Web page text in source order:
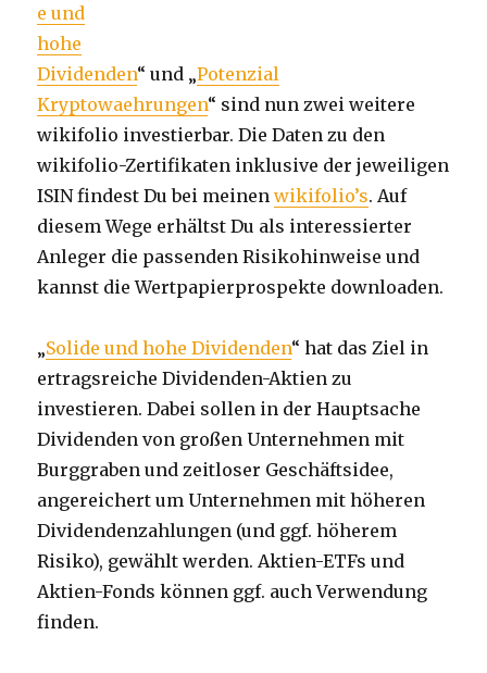
e und
hohe
Dividenden“ und „Potenzial
Kryptowaehrungen“ sind nun zwei weitere
wikifolio investierbar. Die Daten zu den
wikifolio-Zertifikaten inklusive der jeweiligen
ISIN findest Du bei meinenwikifolio’s. Auf
diesem Wege erhältst Du als interessierter
Anleger die passenden Risikohinweise und
kannst die Wertpapierprospekte downloaden.
„Solide und hohe Dividenden“ hat das Ziel in
ertragsreiche Dividenden-Aktien zu
investieren. Dabei sollen in der Hauptsache
Dividenden von großen Unternehmen mit
Burggraben und zeitloser Geschäftsidee,
angereichert um Unternehmen mit höheren
Dividendenzahlungen (und ggf. höherem
Risiko), gewählt werden. Aktien-ETFs und
Aktien-Fonds können ggf. auch Verwendung
finden.